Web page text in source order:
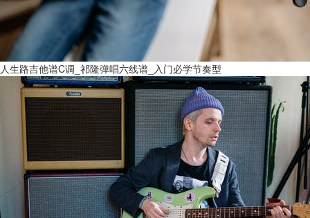
人生路吉他谱C调_祁隆弹唱六线谱_入门必学节奏型